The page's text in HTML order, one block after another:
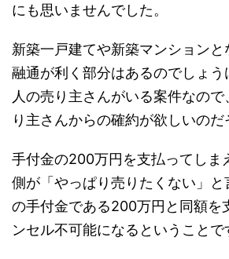
にも思いませんでした。
新築一戸建てや新築マンションと
融通が利く部分はあるのでしょ
人の売り主さんがいる案件なの
り主さんからの確約が欲しいのだ
手付金の200万円を支払ってしま
側が「やっぱり売りたくない」
の手付金である200万円と同額を
ンセル不可能になるということで